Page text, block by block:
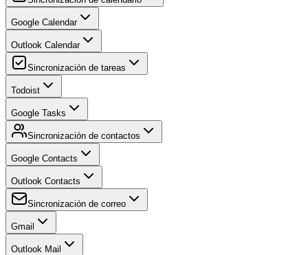
Google Calendar
Outlook Calendar
Sincronización de tareas
Todoist
Google Tasks
Sincronización de contactos
Google Contacts
Outlook Contacts
Sincronización de correo
Gmail
Outlook Mail